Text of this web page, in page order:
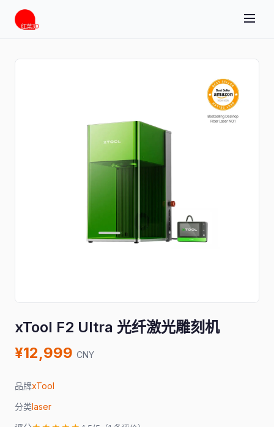
xTool F2 Ultra 光纤激光雕刻机
¥12,999 CNY
品牌xTool
分类laser